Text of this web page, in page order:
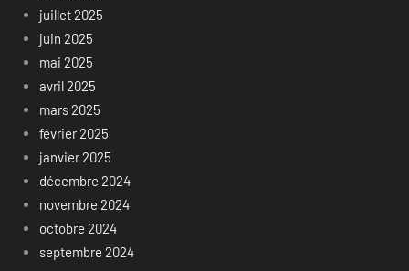
juillet 2025
juin 2025
mai 2025
avril 2025
mars 2025
février 2025
janvier 2025
décembre 2024
novembre 2024
octobre 2024
septembre 2024